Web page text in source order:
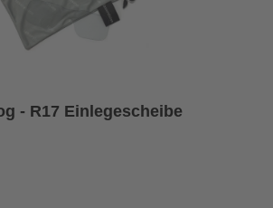
- R17 Einlegescheibe